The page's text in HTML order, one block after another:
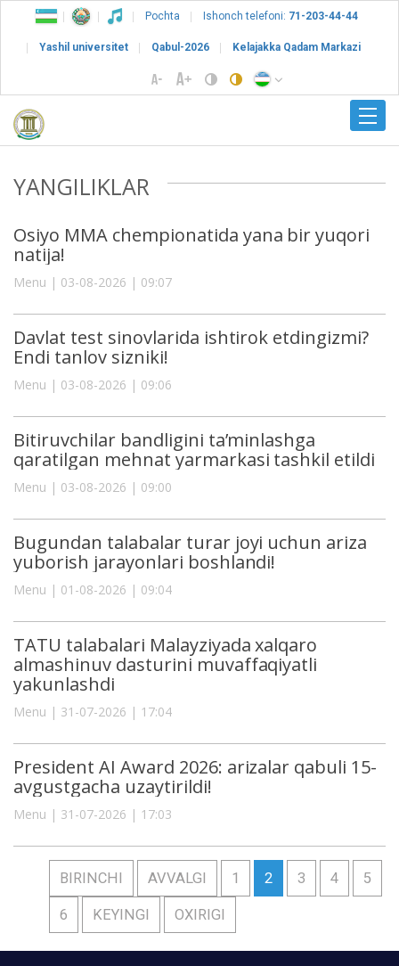
Pochta Ishonch telefoni: 71-203-44-44
Yashil universitet Qabul-2026 Kelajakka Qadam Markazi
YANGILIKLAR
Osiyo MMA chempionatida yana bir yuqori
natija!
Menu | 03-08-2026 | 09:07
Davlat test sinovlarida ishtirok etdingizmi?
Endi tanlov sizniki!
Menu | 03-08-2026 | 09:06
Bitiruvchilar bandligini ta’minlashga
qaratilgan mehnat yarmarkasi tashkil etildi
Menu | 03-08-2026 | 09:00
Bugundan talabalar turar joyi uchun ariza
yuborish jarayonlari boshlandi!
Menu | 01-08-2026 | 09:04
TATU talabalari Malayziyada xalqaro
almashinuv dasturini muvaffaqiyatli
yakunlashdi
Menu | 31-07-2026 | 17:04
President AI Award 2026: arizalar qabuli 15-
avgustgacha uzaytirildi!
Menu | 31-07-2026 | 17:03
BIRINCHI AVVALGI 1 2 3 4 5
6 KEYINGI OXIRIGI